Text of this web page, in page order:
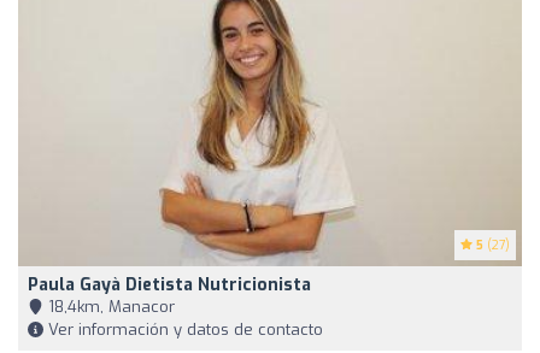
5 (27)
Paula Gayà Dietista Nutricionista
18,4km, Manacor
Ver información y datos de contacto